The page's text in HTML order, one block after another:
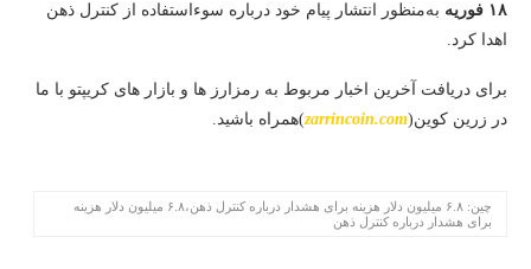
۱۸ فوریه
به‌منظور انتشار پیام خود درباره سوءاستفاده از کنترل ذهن
اهدا کرد.
برای دریافت آخرین اخبار مربوط به رمزارز ها و بازار های کریپتو با ما
در زرین کوین(zarrincoin.com)همراه باشید.
چین: ۶.۸ میلیون دلار هزینه برای هشدار درباره کنترل ذهن،۶.۸ میلیون دلار هزینه
برای هشدار درباره کنترل ذهن